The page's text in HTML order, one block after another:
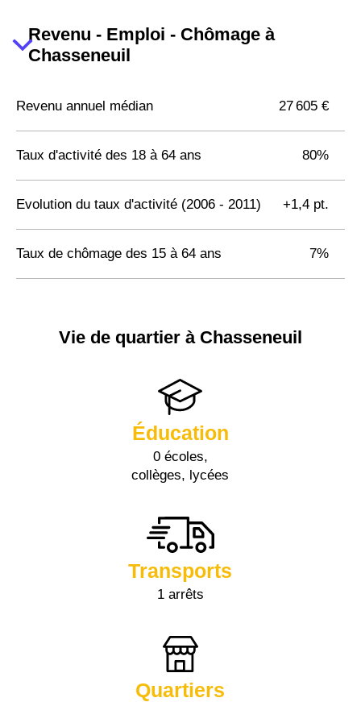
Revenu - Emploi - Chômage à
Chasseneuil
Revenu annuel médian 27 605 €
Taux d'activité des 18 à 64 ans 80%
Evolution du taux d'activité (2006 - 2011) +1,4 pt.
Taux de chômage des 15 à 64 ans 7%
Vie de quartier à Chasseneuil
Éducation
0 écoles,
collèges, lycées
Transports
1 arrêts
Quartiers